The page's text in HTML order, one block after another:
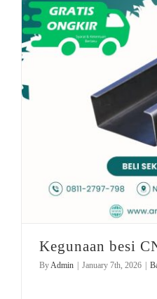
Kegunaan besi
By Admin | January 7th, 2026 |